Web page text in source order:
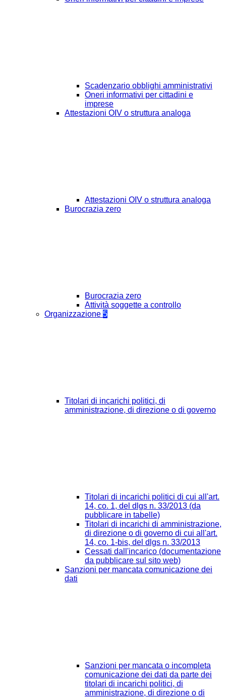
Scadenzario obblighi amministrativi
Oneri informativi per cittadini e
imprese
Attestazioni OIV o struttura analoga
Attestazioni OIV o struttura analoga
Burocrazia zero
Burocrazia zero
Attività soggette a controllo
Organizzazione 5
Titolari di incarichi politici, di
amministrazione, di direzione o di governo
Titolari di incarichi politici di cui all'art.
14, co. 1, del dlgs n. 33/2013 (da
pubblicare in tabelle)
Titolari di incarichi di amministrazione,
di direzione o di governo di cui all'art.
14, co. 1-bis, del dlgs n. 33/2013
Cessati dall'incarico (documentazione
da pubblicare sul sito web)
Sanzioni per mancata comunicazione dei
dati
Sanzioni per mancata o incompleta
comunicazione dei dati da parte dei
titolari di incarichi politici, di
amministrazione, di direzione o di